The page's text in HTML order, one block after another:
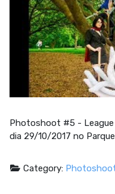
Photoshoot #5 - League
dia 29/10/2017 no
Category: